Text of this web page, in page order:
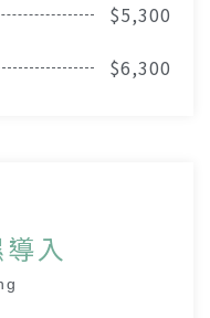
$5,300
$6,300
入